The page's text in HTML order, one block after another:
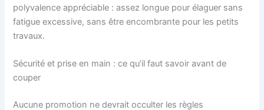
polyvalence appréciable : assez longue pour élaguer sans
fatigue excessive, sans être encombrante pour les petits
travaux.
Sécurité et prise en main : ce qu’il faut savoir avant de
couper
Aucune promotion ne devrait occulter les règles